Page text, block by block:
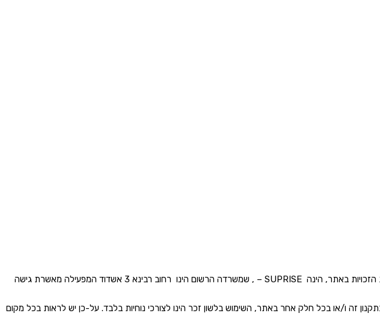
ברוכים הבאים לאתר האינטרנט SURPRISE – ניחוח שנשאר, המשמש בנוסף כחנות וירטואלית . מפעילת האתר ובעלת הזכויות באתר, הינה SUPRISE – , שמשרדה הרשום הינו רחוב רבינא 3 אשדוד המפעילה מאשרת גישה
זה ו/או בכל חלק אחר באתר, השימוש בלשון זכר הינו לצורכי נוחיות בלבד. על-כן יש לראות בכל מקום